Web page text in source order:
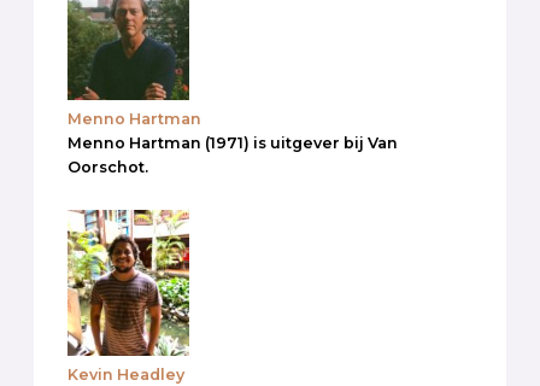
Menno Hartman
Menno Hartman (1971) is uitgever bij Van
Oorschot.
Kevin Headley